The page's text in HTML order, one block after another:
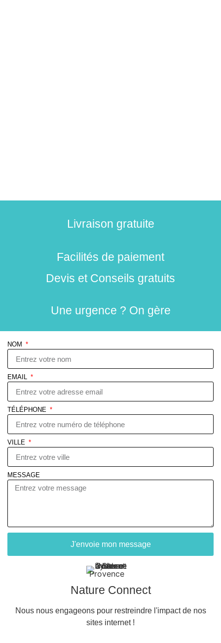
Livraison gratuite
Facilités de paiement
Devis et Conseils gratuits
Une urgence ? On gère
NOM
EMAIL
TÉLÉPHONE
VILLE
MESSAGE
J'envoie mon message
Nature Connect
Nous nous engageons pour restreindre l'impact de nos
sites internet !